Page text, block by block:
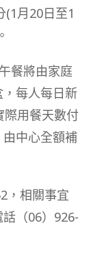
(1月20日至1
餐將由家庭
每人每日新
際用餐天數付
中心全額補
，相關事宜
（06）926-